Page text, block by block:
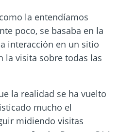
la entendíamos
poco, se basaba en la
interacción en un sitio
la visita sobre todas las
la realidad se ha vuelto
mucho el
midiendo visitas